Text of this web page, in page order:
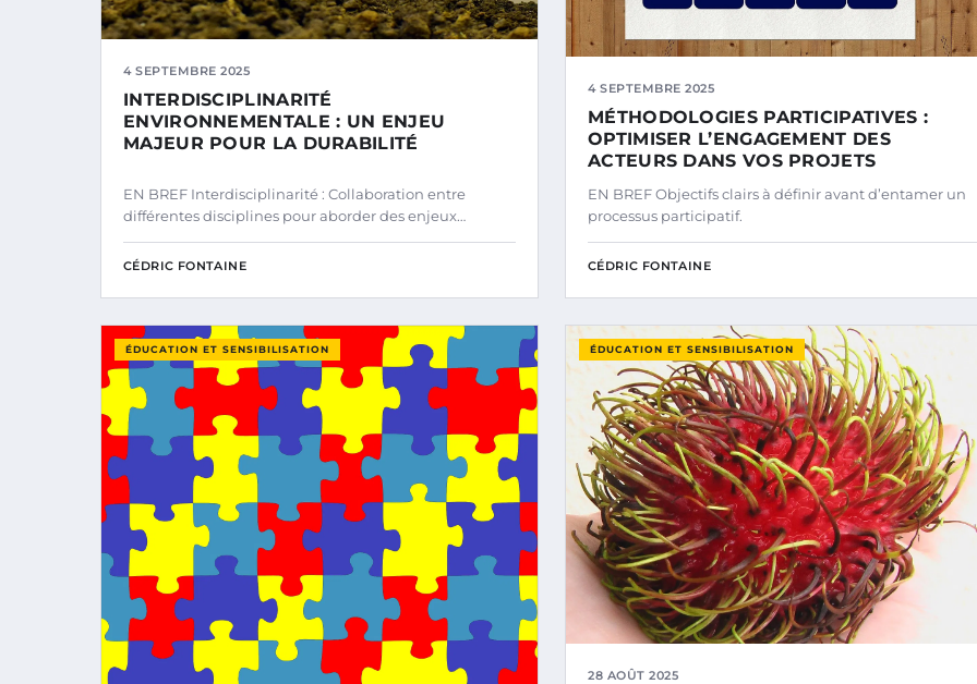
4 SEPTEMBRE 2025
INTERDISCIPLINARITÉ
ENVIRONNEMENTALE : UN ENJEU
MAJEUR POUR LA DURABILITÉ
EN BREF Interdisciplinarité : Collaboration entre
différentes disciplines pour aborder des enjeux…
CÉDRIC FONTAINE
4 SEPTEMBRE 2025
MÉTHODOLOGIES PARTICIPATIVES :
OPTIMISER L’ENGAGEMENT DES
ACTEURS DANS VOS PROJETS
EN BREF Objectifs clairs à définir avant d’entamer un
processus participatif.
CÉDRIC FONTAINE
ÉDUCATION ET SENSIBILISATION ÉDUCATION ET SENSIBILISATION
28 AOÛT 2025